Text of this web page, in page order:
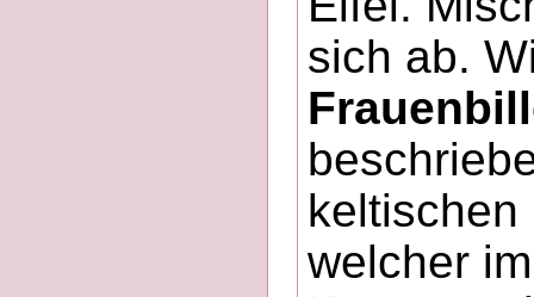
sich ab.
keltischen
welcher